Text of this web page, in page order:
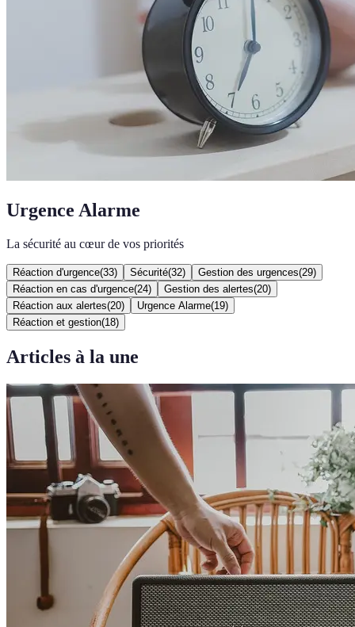
Urgence Alarme
La sécurité au cœur de vos priorités
Réaction d'urgence(33) Sécurité(32) Gestion des urgences(29)
Réaction en cas d'urgence(24) Gestion des alertes(20)
Réaction aux alertes(20) Urgence Alarme(19)
Réaction et gestion(18)
Articles à la une